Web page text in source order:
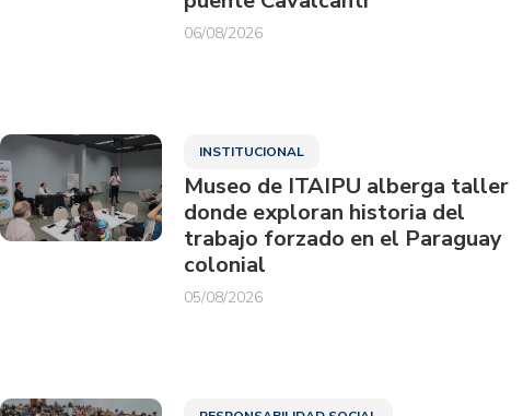
06/08/2026
INSTITUCIONAL
Museo de ITAIPU alberga taller
donde exploran historia del
trabajo forzado en el Paraguay
colonial
05/08/2026